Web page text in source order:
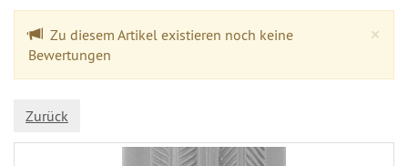
×
Zu diesem Artikel existieren noch keine
Bewertungen
Zurück